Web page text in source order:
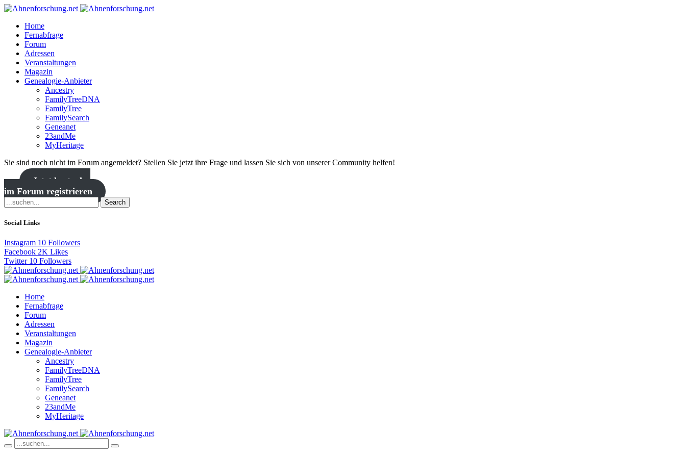
Home
Fernabfrage
Forum
Adressen
Veranstaltungen
Magazin
Genealogie-Anbieter
Ancestry
FamilyTreeDNA
FamilyTree
FamilySearch
Geneanet
23andMe
MyHeritage
Sie sind noch nicht im Forum angemeldet? Stellen Sie jetzt ihre Frage und lassen Sie sich von unserer Community helfen!
Jetzt kostenlos
im Forum registrieren
Search
Social Links
Instagram 10 Followers
Facebook 2K Likes
Twitter 10 Followers
Home
Fernabfrage
Forum
Adressen
Veranstaltungen
Magazin
Genealogie-Anbieter
Ancestry
FamilyTreeDNA
FamilyTree
FamilySearch
Geneanet
23andMe
MyHeritage